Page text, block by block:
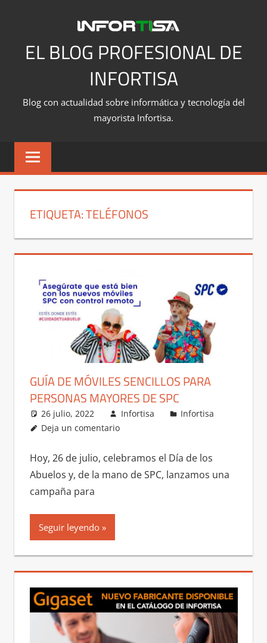
contenidoEL BLOG PROFESIONAL DE
INFORTISA
Blog con actualidad sobre informática y tecnología del
mayorista Infortisa.
ETIQUETA:TELÉFONOS
GUÍA DE MÓVILES SENCILLOS PARA
PERSONAS MAYORES DE SPC
26 julio, 2022 Infortisa
Infortisa
Deja un comentario
Hoy, 26 de julio, celebramos el Día de los
Abuelos y, de la mano de SPC, lanzamos una
campaña para
Seguir leyendo